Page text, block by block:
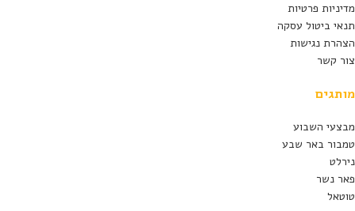
מדיניות פרטיות
תנאי ביטול עסקה
הצהרת נגישות
צור קשר
מותגים
מבצעי השבוע
טמבור באר שבע
נירלט
פאר נשר
טוטאל